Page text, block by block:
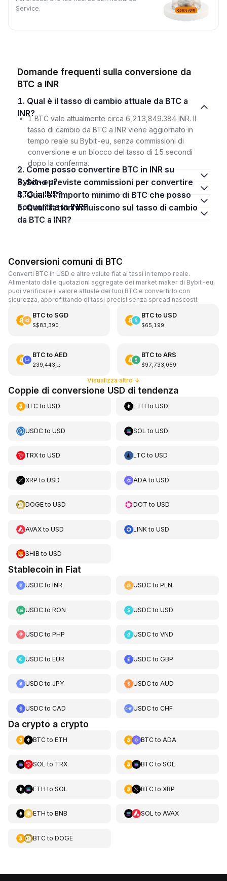
Service.
Domande frequenti sulla conversione da
BTC a INR
1. Qual è il tasso di cambio attuale da BTC a
INR?
1 BTC vale attualmente circa 6,213,849.384 INR. Il
tasso di cambio da BTC a INR viene aggiornato in
tempo reale su Bybit-eu, senza commissioni di
conversione e un blocco del tasso di 15 secondi
dopo la conferma.
2. Come posso convertire BTC in INR su
Bybit-eu?
3. Sono previste commissioni per convertire
BTC in INR?
4. Qual è l'importo minimo di BTC che posso
convertire in INR?
5. Quali fattori influiscono sul tasso di cambio
da BTC a INR?
Conversioni comuni di BTC
Converti BTC in USD e altre valute fiat ai tassi in tempo reale.
Alimentato dalle quotazioni aggregate dei market maker di Bybit-eu,
puoi verificare il valore attuale dei tuoi BTC e convertirlo con
sicurezza, approfittando di tassi precisi senza spread nascosti.
BTCto SGD
S$83,390
BTCto USD
$65,199
BTCto AED
د.إ239,443
BTCto ARS
$97,733,059
Visualizza altro ↓
Coppie di conversione USD di tendenza
BTCto USD ETH toUSD
USDCto USD SOL toUSD
TRXto USD LTCtoUSD
XRP to USD ADA toUSD
DOGEto USD DOT toUSD
AVAXto USD LINKtoUSD
SHIB to USD
Stablecoin in Fiat
USDCto INR USDCtoPLN
USDCto RON USDCtoUSD
USDCto PHP USDCtoVND
USDCto EUR USDCtoGBP
USDCto JPY USDCtoAUD
USDCto CAD USDCtoCHF
Da crypto a crypto
BTCto ETH BTCto ADA
SOL to TRX BTCto SOL
ETH to SOL BTCto XRP
ETH to BNB SOL to AVAX
BTCto DOGE